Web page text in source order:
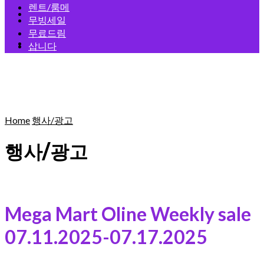
회원가입
로그인
렌트/룸메
무빙세일
무료드림
삽니다
Home 행사/광고
행사/광고
Mega Mart Oline Weekly sale
07.11.2025-07.17.2025